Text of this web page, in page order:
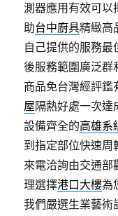
測器應用有效可以
助台中廚具精緻高
自己提供的服務最
後服務範圍廣泛群
商品免台灣經評鑑
屋隔熱好處一次
設備齊全的高雄系
到指定部位快速周
來電洽詢由交通部
理選擇港口大樓為
我們嚴選生業藝術